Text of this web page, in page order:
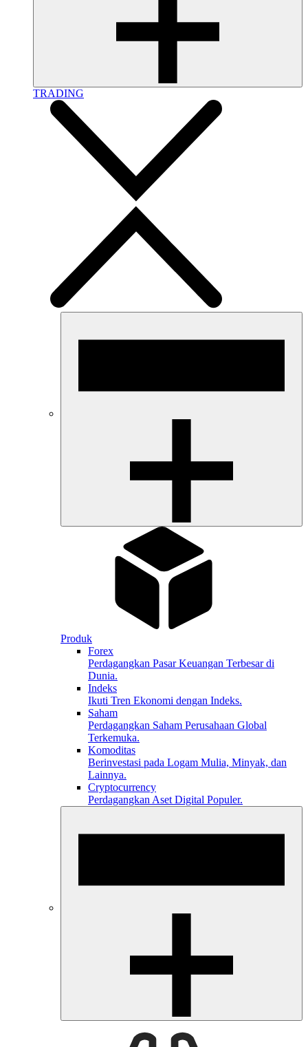
TRADING
Produk
Forex
Perdagangkan Pasar Keuangan Terbesar di
Dunia.
Indeks
Ikuti Tren Ekonomi dengan Indeks.
Saham
Perdagangkan Saham Perusahaan Global
Terkemuka.
Komoditas
Berinvestasi pada Logam Mulia, Minyak, dan
Lainnya.
Cryptocurrency
Perdagangkan Aset Digital Populer.